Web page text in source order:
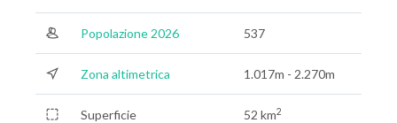
Popolazione 2026 537
Zona altimetrica 1.017m - 2.270m
Superficie 52 km2